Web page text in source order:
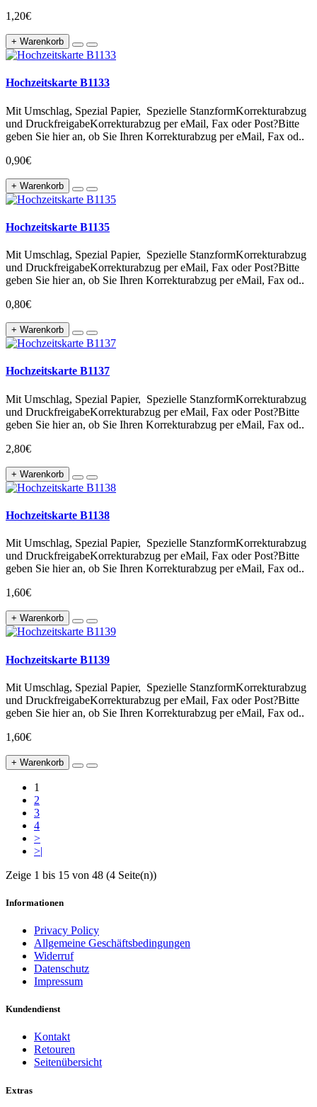
1,20€
+ Warenkorb
Hochzeitskarte B1133
Mit Umschlag, Spezial Papier, Spezielle StanzformKorrekturabzug
und DruckfreigabeKorrekturabzug per eMail, Fax oder Post?Bitte
geben Sie hier an, ob Sie Ihren Korrekturabzug per eMail, Fax od..
0,90€
+ Warenkorb
Hochzeitskarte B1135
Mit Umschlag, Spezial Papier, Spezielle StanzformKorrekturabzug
und DruckfreigabeKorrekturabzug per eMail, Fax oder Post?Bitte
geben Sie hier an, ob Sie Ihren Korrekturabzug per eMail, Fax od..
0,80€
+ Warenkorb
Hochzeitskarte B1137
Mit Umschlag, Spezial Papier, Spezielle StanzformKorrekturabzug
und DruckfreigabeKorrekturabzug per eMail, Fax oder Post?Bitte
geben Sie hier an, ob Sie Ihren Korrekturabzug per eMail, Fax od..
2,80€
+ Warenkorb
Hochzeitskarte B1138
Mit Umschlag, Spezial Papier, Spezielle StanzformKorrekturabzug
und DruckfreigabeKorrekturabzug per eMail, Fax oder Post?Bitte
geben Sie hier an, ob Sie Ihren Korrekturabzug per eMail, Fax od..
1,60€
+ Warenkorb
Hochzeitskarte B1139
Mit Umschlag, Spezial Papier, Spezielle StanzformKorrekturabzug
und DruckfreigabeKorrekturabzug per eMail, Fax oder Post?Bitte
geben Sie hier an, ob Sie Ihren Korrekturabzug per eMail, Fax od..
1,60€
+ Warenkorb
1
2
3
4
>
>|
Zeige 1 bis 15 von 48 (4 Seite(n))
Informationen
Privacy Policy
Allgemeine Geschäftsbedingungen
Widerruf
Datenschutz
Impressum
Kundendienst
Kontakt
Retouren
Seitenübersicht
Extras